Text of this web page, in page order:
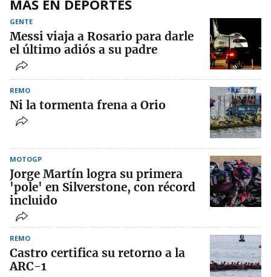
MÁS EN DEPORTES
GENTE
Messi viaja a Rosario para darle
el último adiós a su padre
REMO
Ni la tormenta frena a Orio
MOTOGP
Jorge Martín logra su primera
'pole' en Silverstone, con récord
incluido
REMO
Castro certifica su retorno a la
ARC-1